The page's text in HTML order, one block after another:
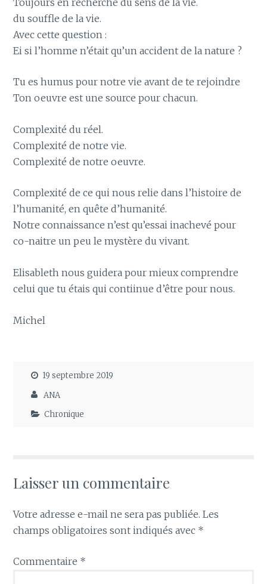
du souffle de la vie.
Avec cette question :
Ei si l’homme n’était qu’un accident de la nature ?
Tu es humus pour notre vie avant de te rejoindre
Ton oeuvre est une source pour chacun.
Complexité du réel.
Complexité de notre vie.
Complexité de notre oeuvre.
Complexité de ce qui nous relie dans l’histoire de
l’humanité, en quête d’humanité.
Notre connaissance n’est qu’essai inachevé pour
co-naitre un peu le mystère du vivant.
Elisableth nous guidera pour mieux comprendre
celui que tu étais qui contiinue d’être pour nous.
Michel
19 septembre 2019
ANA
Chronique
Laisser un commentaire
Votre adresse e-mail ne sera pas publiée. Les
champs obligatoires sont indiqués avec *
Commentaire *